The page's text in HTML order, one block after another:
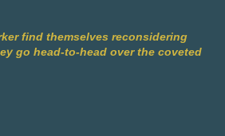
find themselves reconsidering
go head-to-head over the coveted